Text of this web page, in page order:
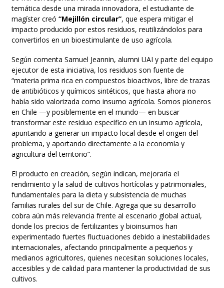
temática desde una mirada innovadora, el estudiante de
magíster creó “Mejillón circular”, que espera mitigar el
impacto producido por estos residuos, reutilizándolos para
convertirlos en un bioestimulante de uso agrícola.
Según comenta Samuel Jeannin, alumni UAI y parte del equipo
ejecutor de esta iniciativa, los residuos son fuente de
“materia prima rica en compuestos bioactivos, libre de trazas
de antibióticos y químicos sintéticos, que hasta ahora no
había sido valorizada como insumo agrícola. Somos pioneros
en Chile —y posiblemente en el mundo— en buscar
transformar este residuo específico en un insumo agrícola,
apuntando a generar un impacto local desde el origen del
problema, y aportando directamente a la economía y
agricultura del territorio”.
El producto en creación, según indican, mejoraría el
rendimiento y la salud de cultivos hortícolas y patrimoniales,
fundamentales para la dieta y subsistencia de muchas
familias rurales del sur de Chile. Agrega que su desarrollo
cobra aún más relevancia frente al escenario global actual,
donde los precios de fertilizantes y bioinsumos han
experimentado fuertes fluctuaciones debido a inestabilidades
internacionales, afectando principalmente a pequeños y
medianos agricultores, quienes necesitan soluciones locales,
accesibles y de calidad para mantener la productividad de sus
cultivos.